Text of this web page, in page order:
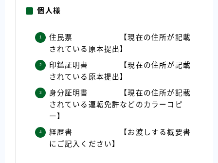
個人様
住民票 【現在の住所が記載
されている原本提出】
印鑑証明書 【現在の住所が記載
されている原本提出】
身分証明書 【現在の住所が記載
されている運転免許などのカラーコピ
ー】
経歴書 【お渡しする概要書
にご記入ください】